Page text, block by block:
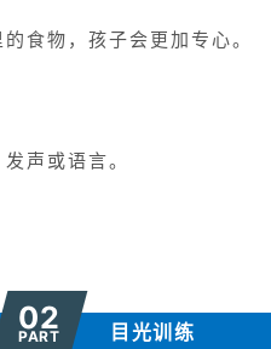
食物，孩子会更加专心。
声或语言。
02
PART 目光训练